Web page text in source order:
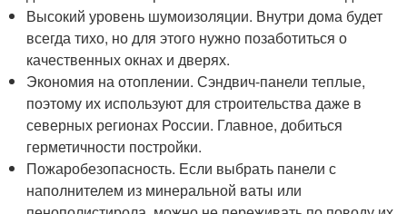
Высокий уровень шумоизоляции. Внутри дома будет
всегда тихо, но для этого нужно позаботиться о
качественных окнах и дверях.
Экономия на отоплении. Сэндвич-панели теплые,
поэтому их используют для строительства даже в
северных регионах России. Главное, добиться
герметичности постройки.
Пожаробезопасность. Если выбрать панели с
наполнителем из минеральной ваты или